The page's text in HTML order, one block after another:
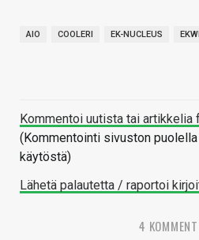
AIO COOLERI EK-NUCLEUS
Kommentoi uutista tai artikkelia
(Kommentointi sivuston
käytöstä)
Lähetä palautetta / raportoi
4